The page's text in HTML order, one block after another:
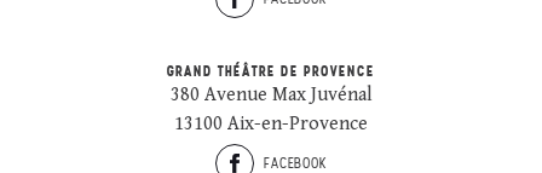
GRAND THÉÂTRE DE PROVENCE
380 Avenue Max Juvénal
13100 Aix-en-Provence
FACEBOOK